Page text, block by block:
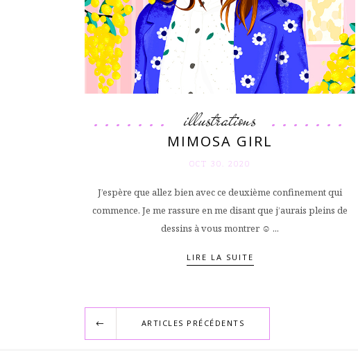
illustrations
MIMOSA GIRL
OCT 30. 2020
J’espère que allez bien avec ce deuxième confinement qui
commence. Je me rassure en me disant que j’aurais pleins de
dessins à vous montrer ☺️ ...
LIRE LA SUITE
ARTICLES PRÉCÉDENTS